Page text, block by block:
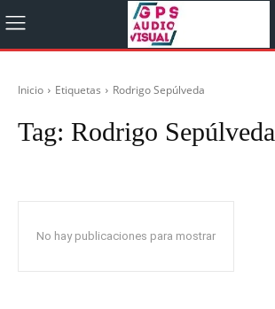
Inicio Etiquetas Rodrigo Sepúlveda
Tag: Rodrigo Sepúlveda
No hay publicaciones para mostrar